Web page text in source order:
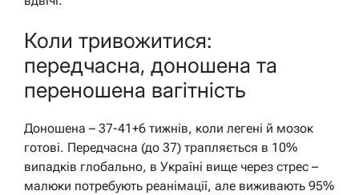
Коли тривожитися:
передчасна, доношена та
переношена вагітність
Доношена – 37-41+6 тижнів, коли легені й мозок
готові. Передчасна (до 37) трапляється в 10%
випадків глобально, в Україні вище через стрес –
малюки потребують реанімації, але виживають 95%